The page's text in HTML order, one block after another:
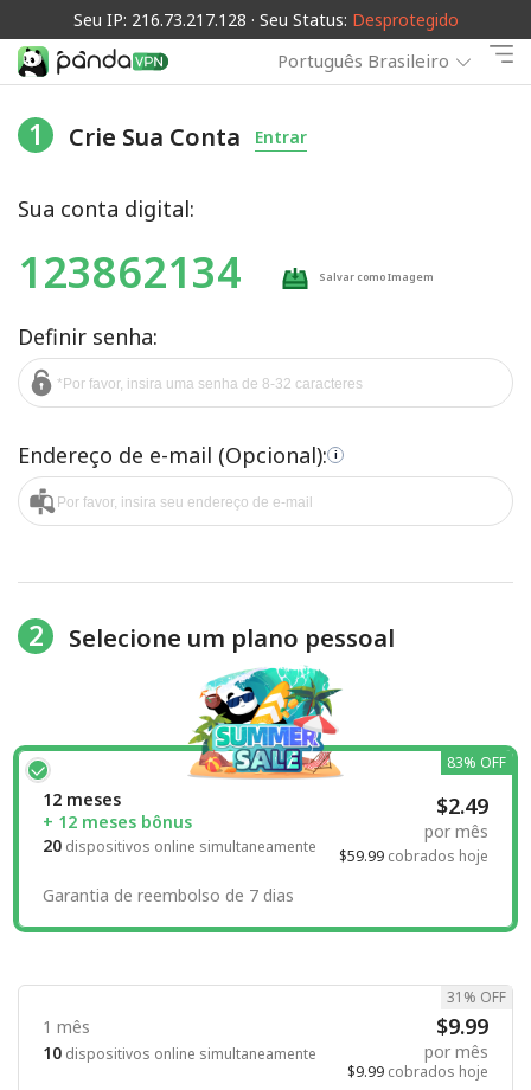
Seu IP: 216.73.217.128 · Seu Status: Desprotegido
Português Brasileiro
1 Crie Sua Conta Entrar
Sua conta digital:
123862134 Salvar como Imagem
Definir senha:
Endereço de e-mail (Opcional): i
2 Selecione um plano pessoal
12 meses
+ 12 meses bônus
20 dispositivos online simultaneamente
$2.49
por mês
$59.99 cobrados hoje
83% OFF
Garantia de reembolso de 7 dias
1 mês
10 dispositivos online simultaneamente
$9.99
por mês
$9.99 cobrados hoje
31% OFF